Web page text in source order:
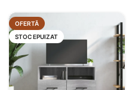
OFERTĂ
STOC EPUIZAT